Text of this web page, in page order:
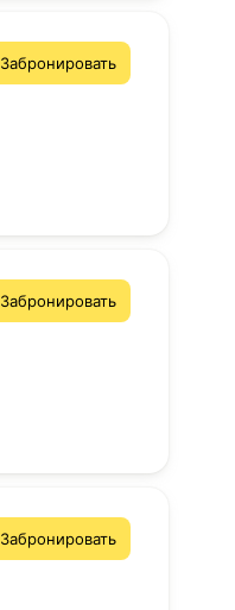
Забронировать
Забронировать
Забронировать